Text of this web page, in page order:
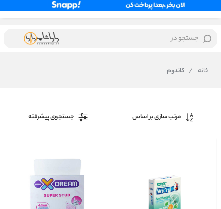
جستجو در
خانه / کاندوم
مرتب سازی بر اساس جستجوی پیشرفته